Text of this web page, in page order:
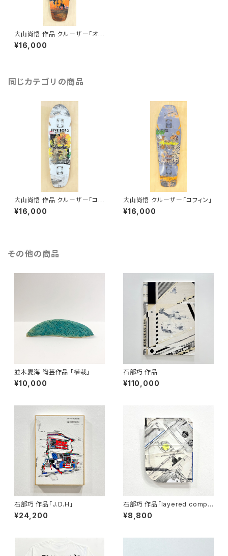
大山尚悟 作品 クルーザー「オリ
ジナル」
¥16,000
同じカテゴリの商品
大山尚悟 作品 クルーザー「コン
サバティブ」
¥16,000
大山尚悟 クルーザー「コフィン」
¥16,000
その他の商品
並木夏海 陶芸作品 「植栽」
¥10,000
石部巧 作品
¥110,000
石部巧 作品「J.D.H」
¥24,200
石部巧 作品「layered compo
sition」
¥8,800